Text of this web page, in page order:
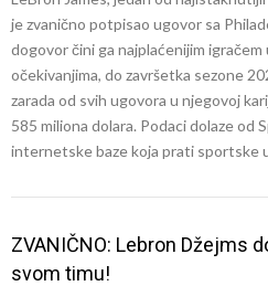
je zvanično potpisao ugovor sa
dogovor čini ga najplaćenijim
očekivanjima, do završetka sezone
zarada od svih ugovora u njegovoj
585 miliona dolara. Podaci dolaze od
internetske baze koja prati sportske
ZVANIČNO: Lebron Džejms
svom timu!